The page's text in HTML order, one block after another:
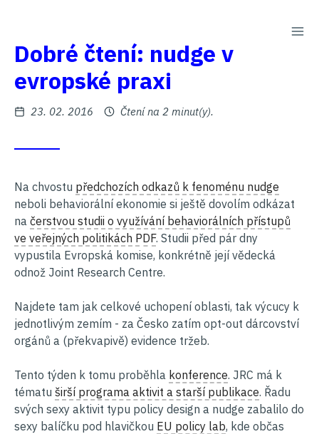
obsahDobré čtení: nudge v
evropské praxi
Zveřejněno
23. 02. 2016 Čtení na 2 minut(y).
Na chvostu předchozích odkazů k fenoménu nudge
neboli behaviorální ekonomie si ještě dovolím odkázat
na čerstvou studii o využívání behaviorálních přístupů
ve veřejných politikách PDF. Studii před pár dny
vypustila Evropská komise, konkrétně její vědecká
odnož Joint Research Centre.
Najdete tam jak celkové uchopení oblasti, tak výcucy k
jednotlivým zemím - za Česko zatím opt-out dárcovství
orgánů a (překvapivě) evidence tržeb.
Tento týden k tomu proběhla konference. JRC má k
tématu širší programa aktivit a starší publikace. Řadu
svých sexy aktivit typu policy design a nudge zabalilo do
sexy balíčku pod hlavičkou EU policy lab, kde občas